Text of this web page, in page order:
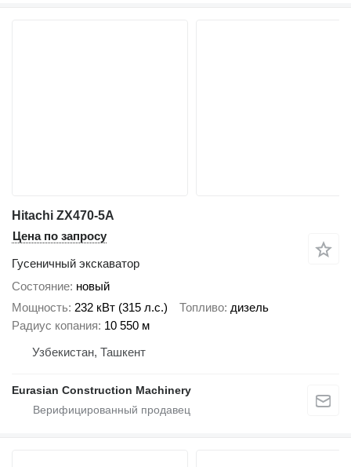
Hitachi ZX470-5A
Цена по запросу
Гусеничный экскаватор
Состояние новый
Мощность 232 кВт (315 л.с.) Топливо дизель
Радиус копания 10 550 м
Узбекистан, Ташкент
Eurasian Construction Machinery